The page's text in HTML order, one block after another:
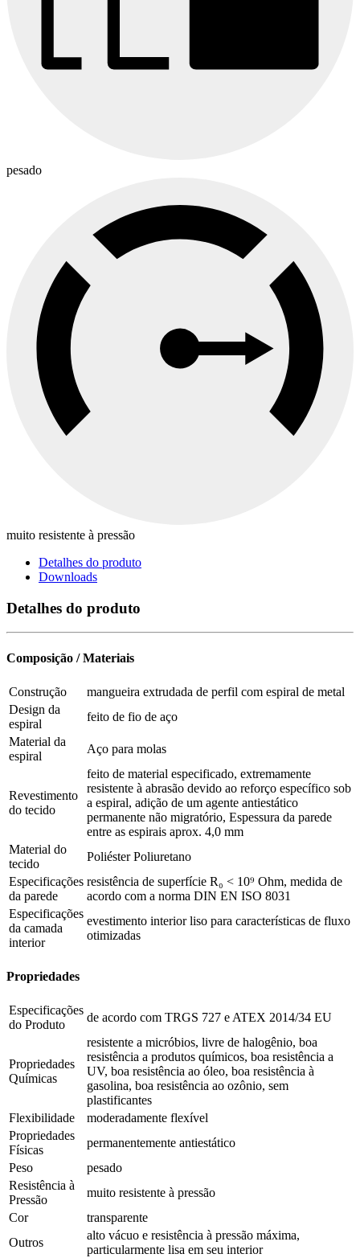
pesado
muito resistente à pressão
Detalhes do produto
Downloads
Detalhes do produto
Composição / Materiais
Construção
mangueira extrudada de perfil com espiral de metal
Design da
espiral
feito de fio de aço
Material da
espiral
Aço para molas
Revestimento
do tecido
feito de material especificado, extremamente
resistente à abrasão devido ao reforço específico sob
a espiral, adição de um agente antiestático
permanente não migratório, Espessura da parede
entre as espirais aprox. 4,0 mm
Material do
tecido
Poliéster Poliuretano
Especificações
da parede
resistência de superfície R₀ < 10⁹ Ohm, medida de
acordo com a norma DIN EN ISO 8031
Especificações
da camada
interior
evestimento interior liso para características de fluxo
otimizadas
Propriedades
Especificações
do Produto
de acordo com TRGS 727 e ATEX 2014/34 EU
Propriedades
Químicas
resistente a micróbios, livre de halogênio, boa
resistência a produtos químicos, boa resistência a
UV, boa resistência ao óleo, boa resistência à
gasolina, boa resistência ao ozônio, sem
plastificantes
Flexibilidade
moderadamente flexível
Propriedades
Físicas
permanentemente antiestático
Peso
pesado
Resistência à
Pressão
muito resistente à pressão
Cor
transparente
Outros
alto vácuo e resistência à pressão máxima,
particularmente lisa em seu interior